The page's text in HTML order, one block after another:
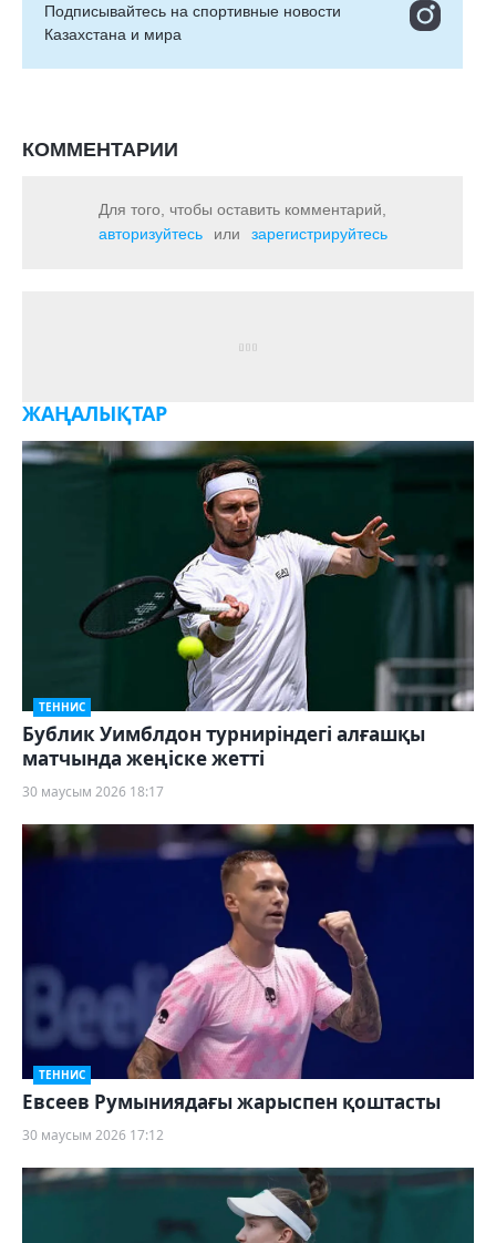
Подписывайтесь на cпортивные новости
Казахстана и мира
КОММЕНТАРИИ
Для того, чтобы оставить комментарий,
авторизуйтесь
или зарегистрируйтесь
ЖАҢАЛЫҚТАР
ТЕННИС
Бублик Уимблдон турниріндегі алғашқы
матчында жеңіске жетті
30 маусым 2026 18:17
ТЕННИС
Евсеев Румыниядағы жарыспен қоштасты
30 маусым 2026 17:12